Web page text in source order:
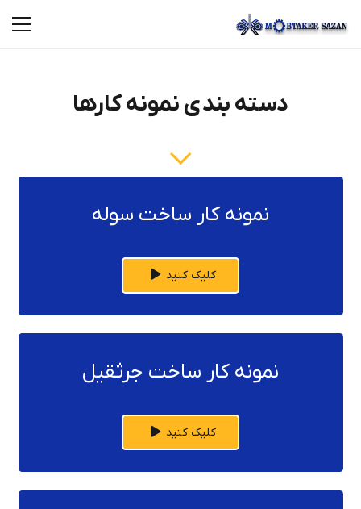
دسته بندی نمونه کارها
نمونه کار ساخت سوله
کلیک کنید
نمونه کار ساخت جرثقیل
کلیک کنید